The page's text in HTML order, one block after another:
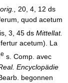
orig.,
20, 4, 12 ds
quod acetum
3, 45 ds Mittellat.
acetum). La
e s. Comp. avec
Encyclopädie
begonnen